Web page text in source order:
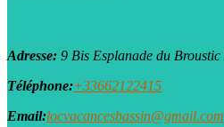
Adresse: 9 Bis Esplanade du Broustic
Téléphone:+33662122415
Email:locvacancesbassin@gmail.com